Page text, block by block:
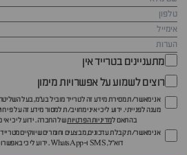
מתעניינים בטרייד אין
רוצים לשמוע על אפשרויות מימון
אני מאשר/ת מסירת מידע זה לטרייד מוביל בע"מ, בעל
מענה לפנייתי. ידוע לי כי איני מחויב/ת למסור מידע זה על פי
בהתאם למדיניות הפרטיותשל החברה. ידוע לי כי
אני מאשר/ת קבלת עדכונים, מבצעים וחומרים שיווקיים
דוא״ל, SMS ו-WhatsApp. ידוע לי כי באפשרותי לבטל הסכמה זו בכל עת.